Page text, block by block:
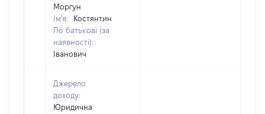
Моргун
Ім'я:
Костянтин
По батькові (за
наявності):
Іванович
Джерело
доходу:
Юридична